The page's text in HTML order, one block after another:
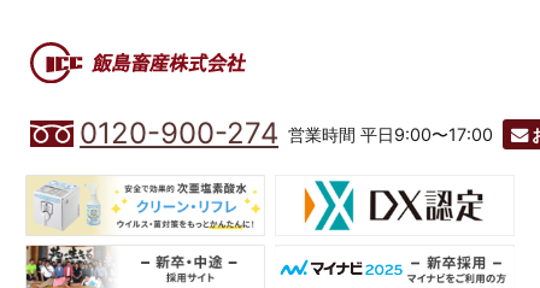
0120-900-274 営業時間 平日9:00〜17:00